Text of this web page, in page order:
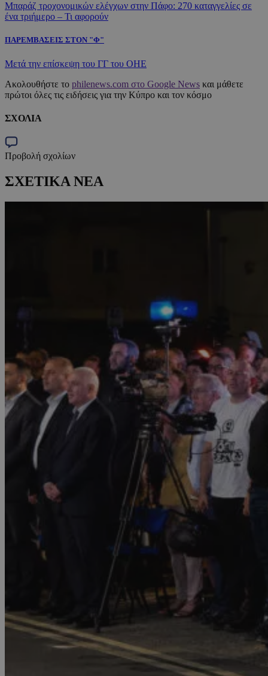
Μπαράζ τροχονομικών ελέγχων στην Πάφο: 270 καταγγελίες σε
ένα τριήμερο – Τι αφορούν
ΠΑΡΕΜΒΑΣΕΙΣ ΣΤΟΝ "Φ"
Μετά την επίσκεψη του ΓΓ του ΟΗΕ
Ακολουθήστε το philenews.com στο Google News και μάθετε
πρώτοι όλες τις ειδήσεις για την Κύπρο και τον κόσμο
ΣΧΟΛΙΑ
Προβολή σχολίων
ΣΧΕΤΙΚΑ ΝΕΑ